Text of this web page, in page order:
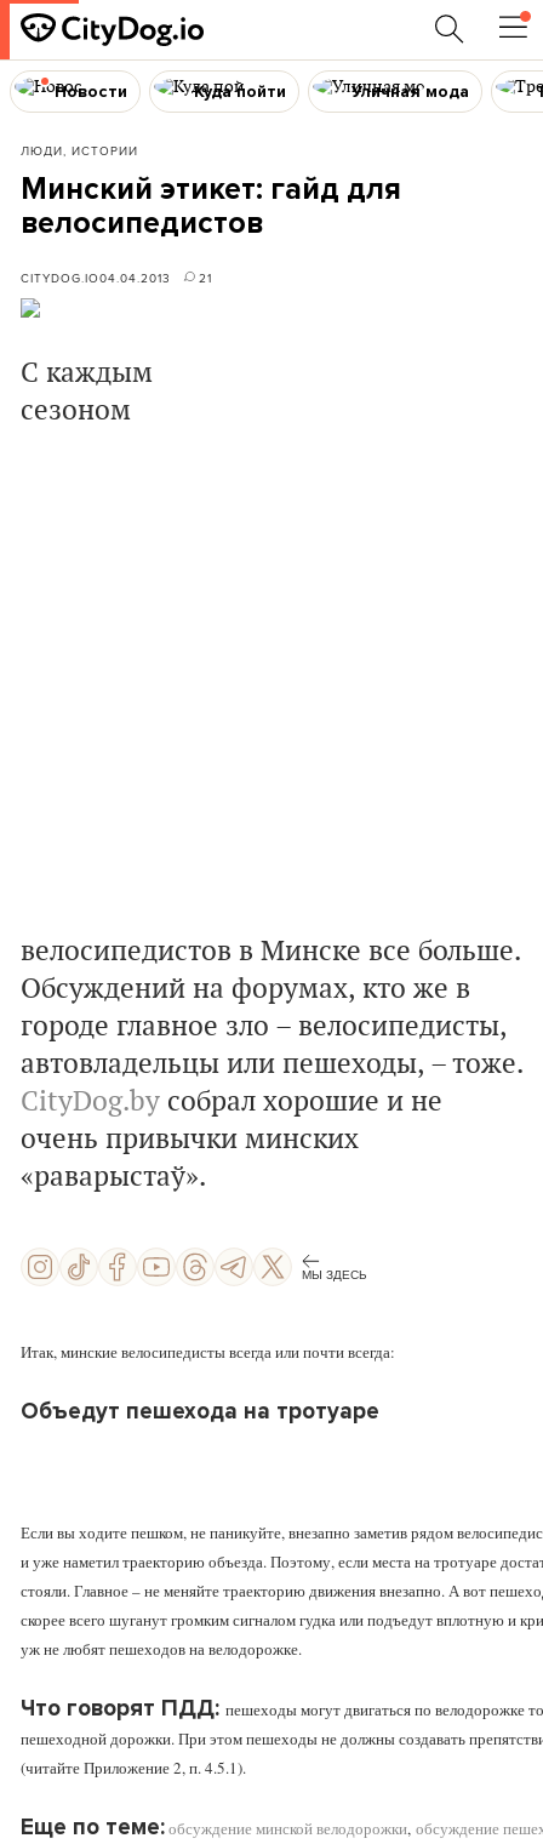
Новости Куда пойти Уличная мода
ЛЮДИ, ИСТОРИИ
Минский этикет: гайд для
велосипедистов
CITYDOG.IO04.04.2013 21
C каждым
сезоном
велосипедистов в Минске все больше.
Обсуждений на форумах, кто же в
городе главное зло – велосипедисты,
автовладельцы или пешеходы, – тоже.
CityDog.by собрал хорошие и не
очень привычки минских
«раварыстаў».
МЫ ЗДЕСЬ
Итак, минские велосипедисты всегда или почти всегда:
Объедут пешехода на тротуаре
Если вы ходите пешком, не паникуйте, внезапно заметив рядом
и уже наметил траекторию объезда. Поэтому, если места на тротуаре
стояли. Главное – не меняйте траекторию движения внезапно. А вот
скорее всего шуганут громким сигналом гудка или подъедут вплотную и
уж не любят пешеходов на велодорожке.
Что говорят ПДД: пешеходы могут двигаться по велодорожке
пешеходной дорожки. При этом пешеходы не должны создавать
(читайте Приложение 2, п. 4.5.1).
Еще по теме:обсуждение минской велодорожки, обсуждение